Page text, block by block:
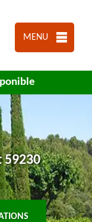
MENU
59230